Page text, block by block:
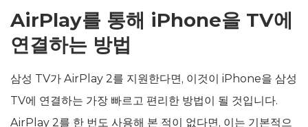
AirPlay를 통해 iPhone을 TV에
연결하는 방법
삼성 TV가 AirPlay 2를 지원한다면, 이것이 iPhone을 삼성
TV에 연결하는 가장 빠르고 편리한 방법이 될 것입니다.
AirPlay 2를 한 번도 사용해 본 적이 없다면, 이는 기본적으